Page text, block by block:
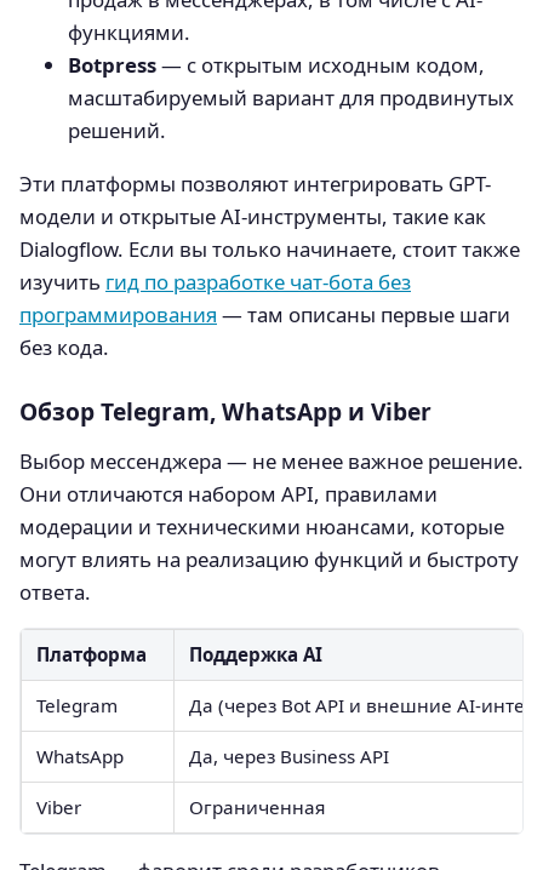
функциями.
Botpress— с открытым исходным кодом,
масштабируемый вариант для продвинутых
решений.
Эти платформы позволяют интегрировать GPT-
модели и открытые AI-инструменты, такие как
Dialogflow. Если вы только начинаете, стоит также
изучить гид по разработке чат-бота без
программирования — там описаны первые шаги
без кода.
Обзор Telegram, WhatsApp и Viber
Выбор мессенджера — не менее важное решение.
Они отличаются набором API, правилами
модерации и техническими нюансами, которые
могут влиять на реализацию функций и быстроту
ответа.
Платформа Поддержка AI
Telegram Да (через Bot API и внешние AI-
WhatsApp Да, через Business API
Viber Ограниченная